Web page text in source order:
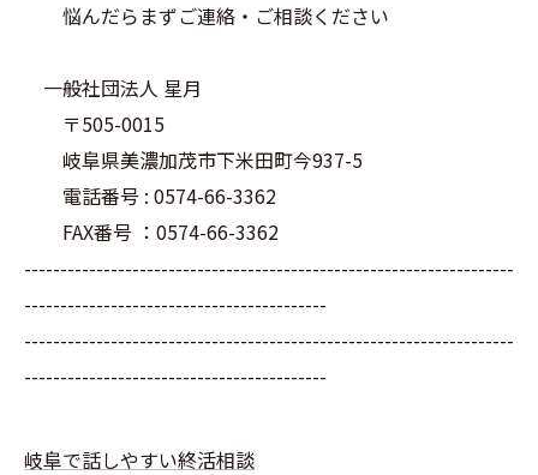
悩んだらまずご連絡・ご相談ください
一般社団法人 星月
〒505-0015
岐阜県美濃加茂市下米田町今937-5
電話番号 : 0574-66-3362
FAX番号 ：0574-66-3362
--------------------------------------------------------------------
------------------------------------------
--------------------------------------------------------------------
------------------------------------------
岐阜で話しやすい終活相談